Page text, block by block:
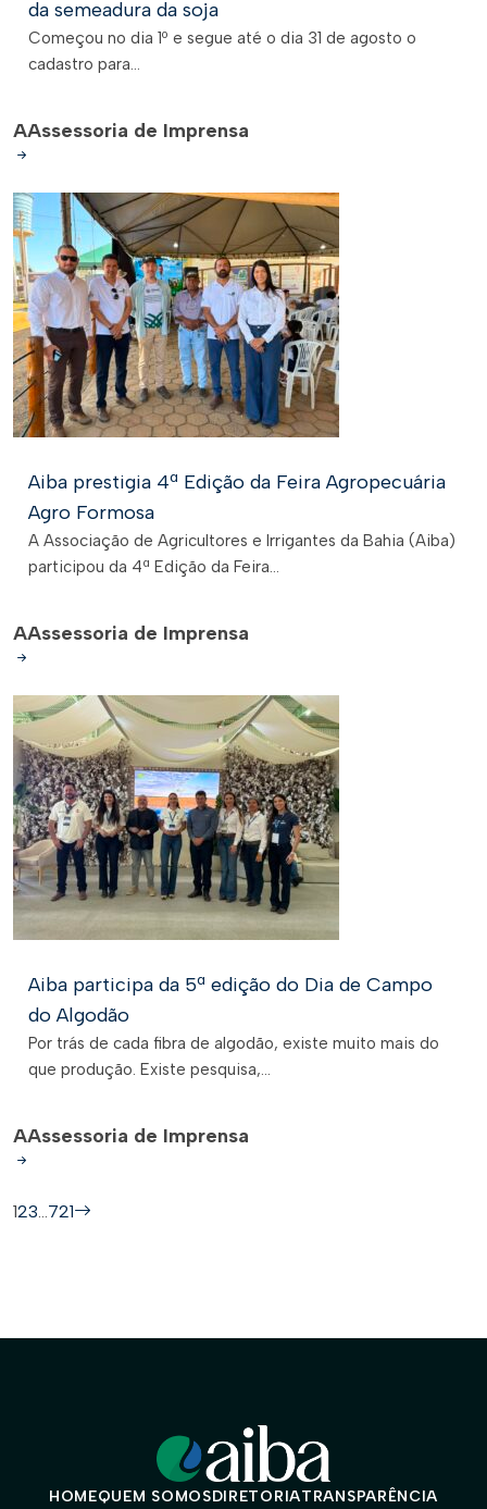
da semeadura da soja
Começou no dia 1º e segue até o dia 31 de agosto o
cadastro para...
AAssessoria de Imprensa
Aiba prestigia 4ª Edição da Feira Agropecuária
Agro Formosa
A Associação de Agricultores e Irrigantes da Bahia (Aiba)
participou da 4ª Edição da Feira...
AAssessoria de Imprensa
Aiba participa da 5ª edição do Dia de Campo
do Algodão
Por trás de cada fibra de algodão, existe muito mais do
que produção. Existe pesquisa,...
AAssessoria de Imprensa
123…721
HOMEQUEM SOMOSDIRETORIATRANSPARÊNCIA